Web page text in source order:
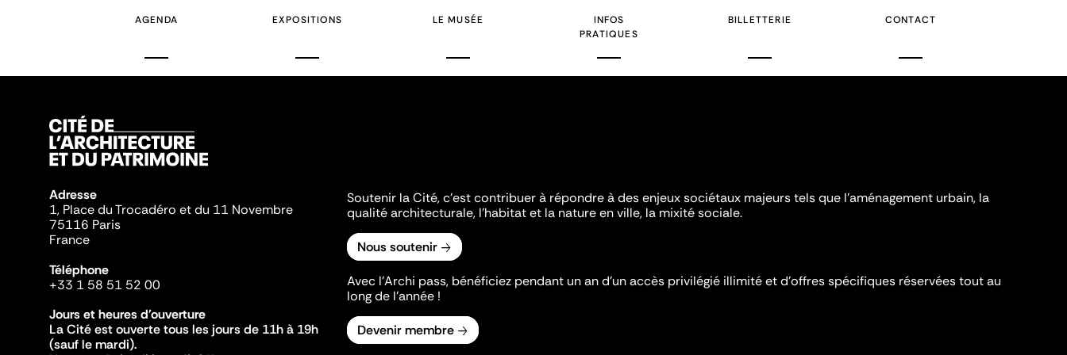
AGENDA EXPOSITIONS LE MUSÉE
INFOS
PRATIQUES
BILLETTERIE CONTACT
Adresse
1, Place du Trocadéro et du 11 Novembre
75116 Paris
France
Téléphone
+33 1 58 51 52 00
Jours et heures d'ouverture
La Cité est ouverte tous les jours de 11h à 19h
(sauf le mardi).
Soutenir la Cité, c'est contribuer à répondre à des enjeux sociétaux majeurs tels que l'aménagement urbain, la
qualité architecturale, l'habitat et la nature en ville, la mixité sociale.
Nous soutenir
Avec l’Archi pass, bénéficiez pendant un an d’un accès privilégié illimité et d’offres spécifiques réservées tout au
long de l’année !
Devenir membre